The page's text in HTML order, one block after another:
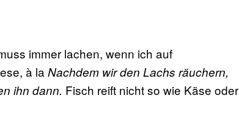
immer lachen, wenn ich auf
à la Nachdem wir den Lachs räuchern,
ihn dann. Fisch reift nicht so wie Käse oder